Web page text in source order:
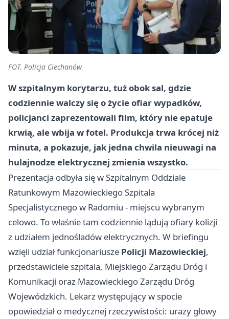
FOT. Policja Ciechanów
W szpitalnym korytarzu, tuż obok sal, gdzie
codziennie walczy się o życie ofiar wypadków,
policjanci zaprezentowali film, który nie epatuje
krwią, ale wbija w fotel. Produkcja trwa krócej niż
minuta, a pokazuje, jak jedna chwila nieuwagi na
hulajnodze elektrycznej zmienia wszystko.
Prezentacja odbyła się w Szpitalnym Oddziale
Ratunkowym Mazowieckiego Szpitala
Specjalistycznego w Radomiu - miejscu wybranym
celowo. To właśnie tam codziennie lądują ofiary kolizji
z udziałem jednośladów elektrycznych. W briefingu
wzięli udział funkcjonariusze Policji Mazowieckiej,
przedstawiciele szpitala, Miejskiego Zarządu Dróg i
Komunikacji oraz Mazowieckiego Zarządu Dróg
Wojewódzkich. Lekarz występujący w spocie
opowiedział o medycznej rzeczywistości: urazy głowy